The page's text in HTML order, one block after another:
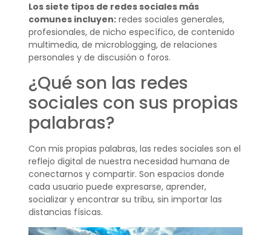
Los siete tipos de redes sociales más
comunes incluyen:redes sociales generales,
profesionales, de nicho específico, de contenido
multimedia, de microblogging, de relaciones
personales y de discusión o foros.
¿Qué son las redes
sociales con sus propias
palabras?
Con mis propias palabras, las redes sociales son el
reflejo digital de nuestra necesidad humana de
conectarnos y compartir. Son espacios donde
cada usuario puede expresarse, aprender,
socializar y encontrar su tribu, sin importar las
distancias físicas.